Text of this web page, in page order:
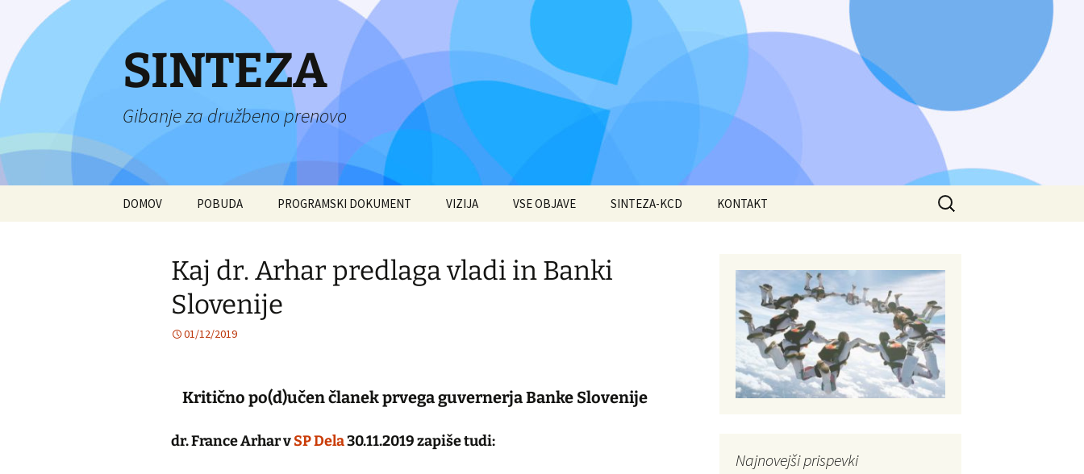
vsebino
SINTEZA
Gibanje za družbeno prenovo
DOMOV POBUDA PROGRAMSKI DOKUMENT VIZIJA VSE OBJAVE SINTEZA-KCD KONTAKT
Išči:
Kaj dr. Arhar predlaga vladi in Banki
Slovenije
01/12/2019
Kritično po(d)učen članek prvega guvernerja Banke Slovenije
dr. France Arhar vSP Dela30.11.2019 zapiše tudi:
Najnovejši prispevki